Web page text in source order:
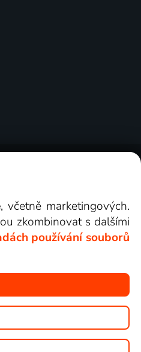
, včetně marketingových.
zkombinovat s dalšími
používání souborů